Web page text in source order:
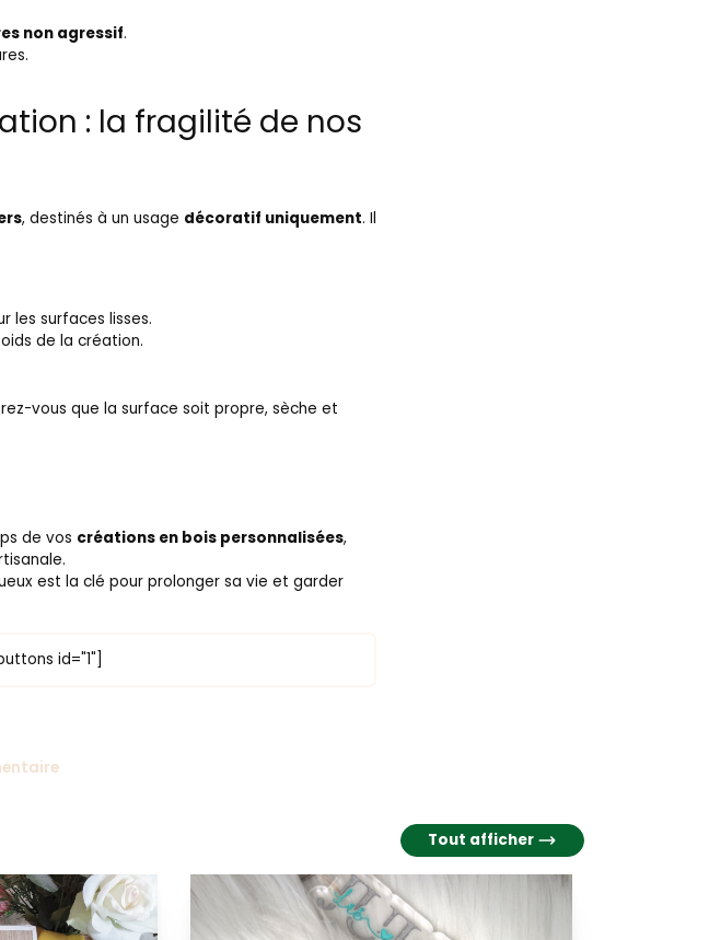
non agressif.
: la fragilité de nos
, destinés à un usage décoratif uniquement. Il
les surfaces lisses.
de la création.
vous que la surface soit propre, sèche et
de vos créations en bois personnalisées,
est la clé pour prolonger sa vie et garder
id="1"]
Tout afficher